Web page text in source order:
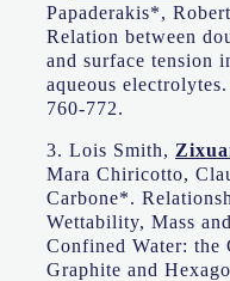
Papaderakis*,
Relation between
and surface tension
aqueous electrolytes.
760-772.
3. Lois Smith,
Mara Chiricotto,
Carbone*.
Wettability, Mass
Confined Water: the
Graphite and